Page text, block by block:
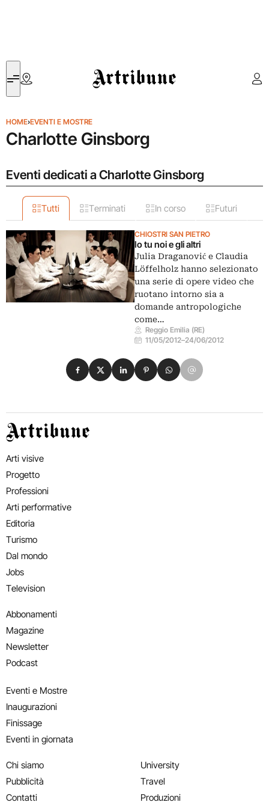
Artribune
HOME›EVENTI E MOSTRE
Charlotte Ginsborg
Eventi dedicati a Charlotte Ginsborg
Tutti Terminati In corso Futuri
CHIOSTRI SAN PIETRO
Io tu noi e gli altri
Julia Draganović e Claudia
Löffelholz hanno selezionato
una serie di opere video che
ruotano intorno sia a
domande antropologiche
come…
Reggio Emilia (RE)
11/05/2012–24/06/2012
Condividi su Facebook
Condividi su X
Condividi su LinkedIn
Condividi su Pinterest
Condividi su WhatsApp
Condividi su Email
Artribune
Arti visive
Progetto
Professioni
Arti performative
Editoria
Turismo
Dal mondo
Jobs
Television
Abbonamenti
Magazine
Newsletter
Podcast
Eventi e Mostre
Inaugurazioni
Finissage
Eventi in giornata
Chi siamo
Pubblicità
Contatti
University
Travel
Produzioni